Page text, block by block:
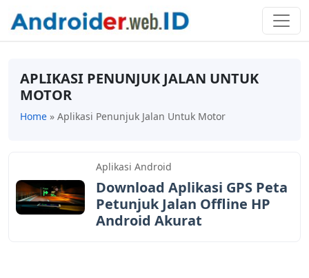
APLIKASI PENUNJUK JALAN UNTUK
MOTOR
Home » Aplikasi Penunjuk Jalan Untuk Motor
Aplikasi Android
Download Aplikasi GPS Peta
Petunjuk Jalan Offline HP
Android Akurat